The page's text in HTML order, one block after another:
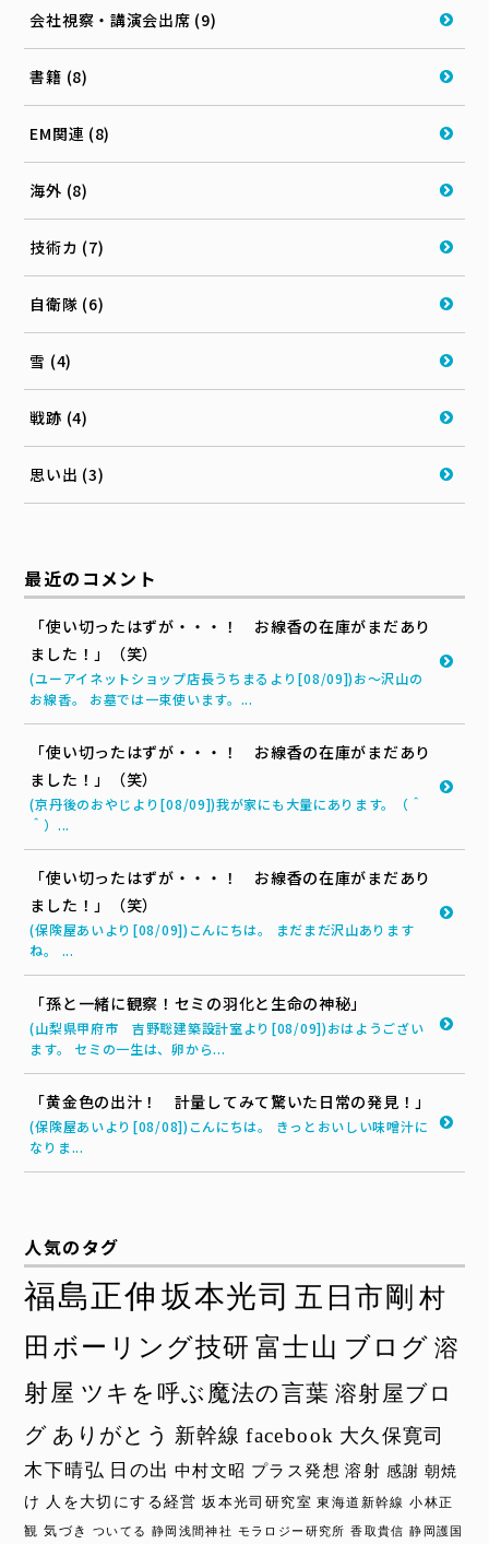
会社視察・講演会出席 (9)
書籍 (8)
EM関連 (8)
海外 (8)
技術カ (7)
自衛隊 (6)
雪 (4)
戦跡 (4)
思い出 (3)
最近のコメント
「使い切ったはずが・・・！ お線香の在庫がまだあり
ました！」（笑）
(ユーアイネットショップ店長うちまるより[08/09])お～沢山の
お線香。 お墓では一束使います。...
「使い切ったはずが・・・！ お線香の在庫がまだあり
ました！」（笑）
(京丹後のおやじより[08/09])我が家にも大量にあります。（＾
＾）...
「使い切ったはずが・・・！ お線香の在庫がまだあり
ました！」（笑）
(保険屋あいより[08/09])こんにちは。 まだまだ沢山あります
ね。 ...
「孫と一緒に観察！セミの羽化と生命の神秘」
(山梨県甲府市 吉野聡建築設計室より[08/09])おはようござい
ます。 セミの一生は、卵から...
「黄金色の出汁！ 計量してみて驚いた日常の発見！」
(保険屋あいより[08/08])こんにちは。 きっとおいしい味噌汁に
なりま...
人気のタグ
福島正伸 坂本光司 五日市剛 村
田ボーリング技研 富士山 ブログ 溶
射屋 ツキを呼ぶ魔法の言葉 溶射屋ブロ
グ ありがとう 新幹線 facebook 大久保寛司
木下晴弘 日の出 中村文昭 プラス発想 溶射 感謝 朝焼
け
人を大切にする経営 坂本光司研究室 東海道新幹線 小林正
観 気づき ついてる 静岡浅間神社 モラロジー研究所 香取貴信 静岡護国